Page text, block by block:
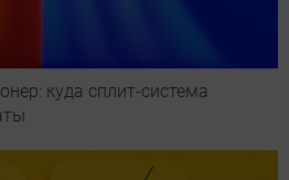
куда сплит-система